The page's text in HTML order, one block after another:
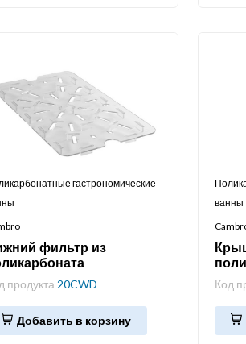
гастрономические
фильтр из
продукта 20CWD
Добавить в корзину
ванны
Код